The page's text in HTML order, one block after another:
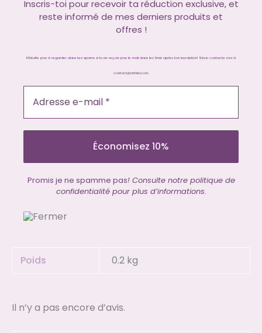
Inscris-toi pour recevoir ta réduction exclusive, et
reste informé de mes derniers produits et
offres !
N'hésite pas à regarder dans tes spams si tu ne reçois pas le mail dans les 5min après ton inscription! Sinon contacte moi à
contact@artniia.com
Promis je ne spamme pas! Consulte notre politique de
confidentialité pour plus d’informations.
Poids 0.2 kg
Il n’y a pas encore d’avis.